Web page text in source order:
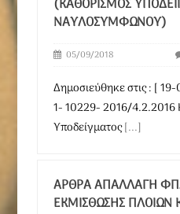
(ΚΑΘΟΡΙΣΜΌΣ
ΝΑΥΛΟΣΥΜΦΏΝΟΥ)
05/09/2018
Δημοσιεύθηκε στις : [
1- 10229- 2016/4.2.2016
Υποδείγματος[...]
ΆΡΘΡΑ ΑΠΑΛΛΑΓΉ
ΕΚΜΊΣΘΩΣΗΣ ΠΛΟΊΩΝ